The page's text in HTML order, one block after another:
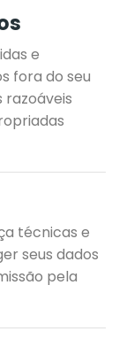
e
fora do seu
razoáveis
técnicas e
seus dados
pela